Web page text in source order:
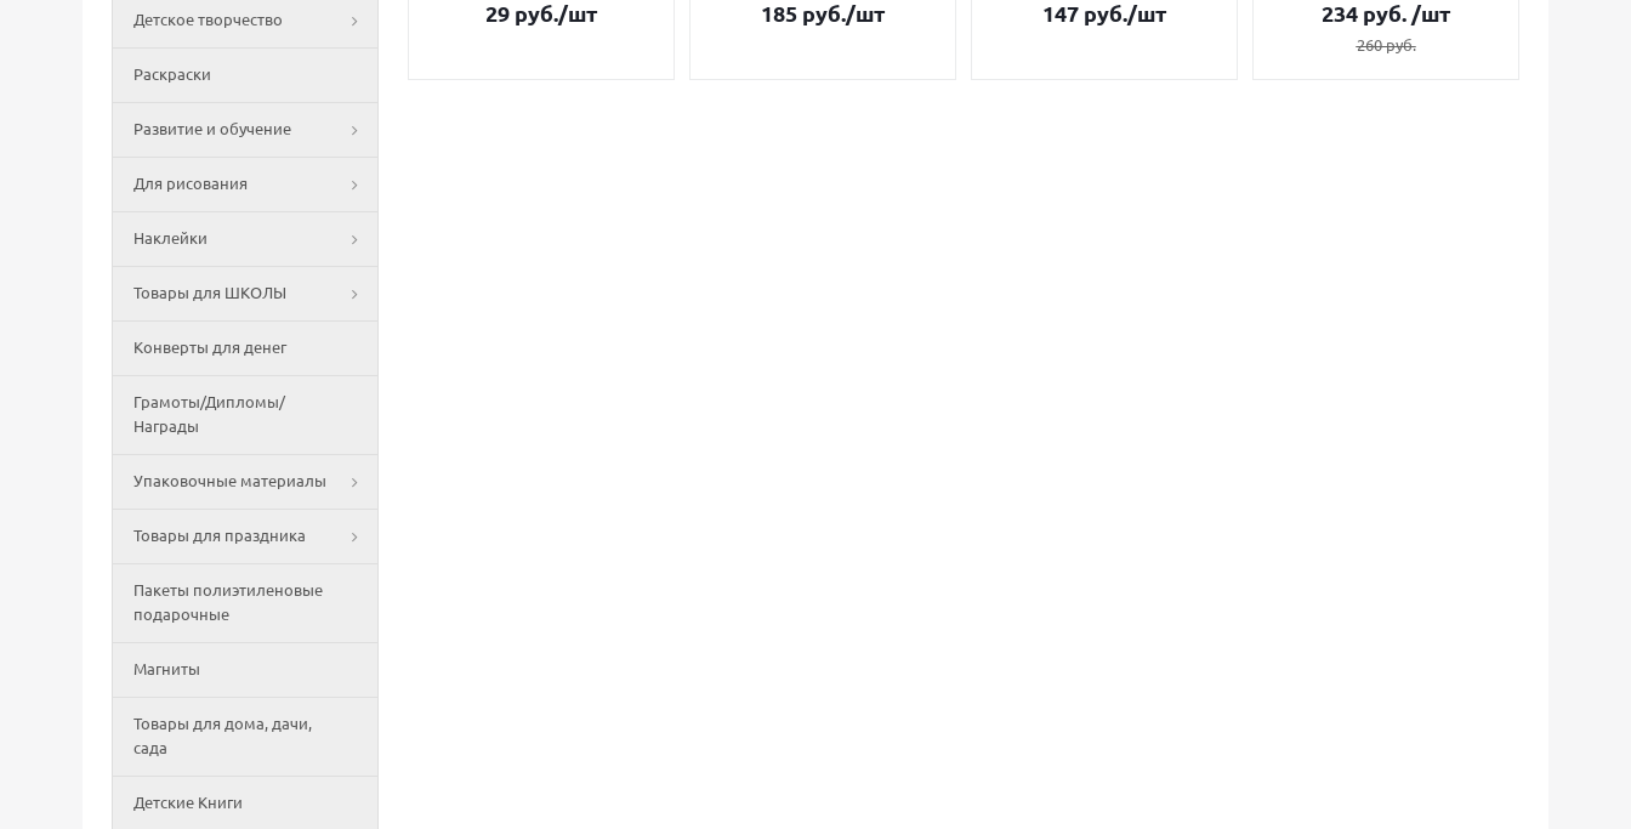
Детское творчество
Раскраски
Развитие и обучение
Для рисования
Наклейки
Товары для ШКОЛЫ
Конверты для денег
Грамоты/Дипломы/
Награды
Упаковочные материалы
Товары для праздника
Пакеты полиэтиленовые
подарочные
Магниты
Товары для дома, дачи,
сада
Детские Книги
29 руб./шт 185 руб./шт 147 руб./шт 234 руб. /шт
260руб.